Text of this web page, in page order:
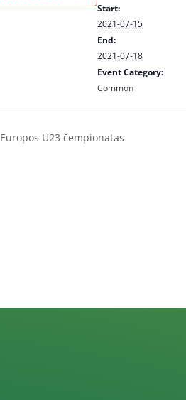
Start:
2021-07-15
End:
2021-07-18
Event Category:
Common
Europos U23 čempionatas